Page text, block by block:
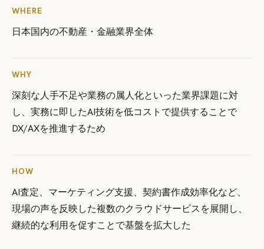
WHERE
日本国内の不動産・金融業界全体
WHY
深刻な人手不足や業務の属人化といった業界課題に対
し、実務に即したAI技術を低コストで提供することで
DX/AXを推進するため
HOW
AI査定、マーケティング支援、契約書作成効率化など、
現場の声を反映した複数のクラウドサービスを展開し、
継続的な利用を促すことで基盤を拡大した